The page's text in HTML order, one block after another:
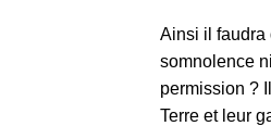
Ainsi il faudra
somnolence
permission ?
Terre et leur